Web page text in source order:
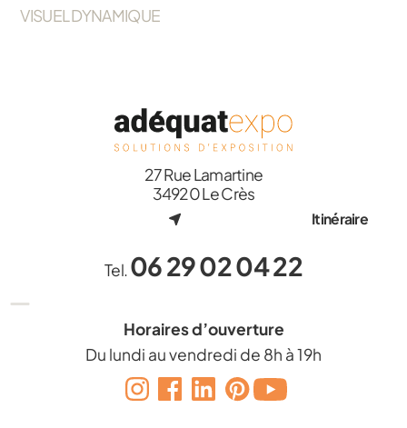
VISUEL DYNAMIQUE
27 Rue Lamartine
34920 Le Crès
Itinéraire
Tel.06 29 02 04 22
Horaires d’ouverture
Du lundi au vendredi de 8h à 19h